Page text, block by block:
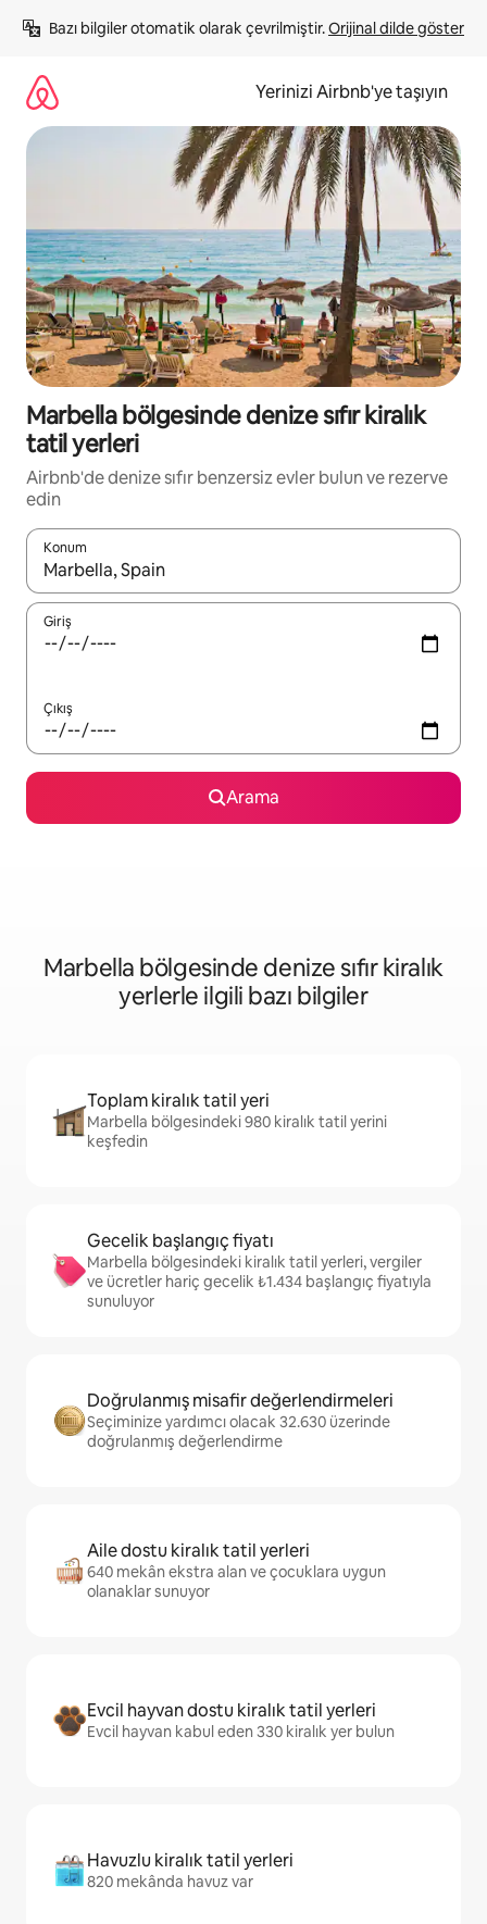
atla
Bazı bilgiler otomatik olarak çevrilmiştir. Orijinal dilde göster
Yerinizi Airbnb'ye taşıyın
Marbella bölgesinde denize sıfır kiralık
tatil yerleri
Airbnb'de denize sıfır benzersiz evler bulun ve rezerve
edin
Konum
Sonuçlar kullanılabilir olduğunda yukarı ve aşağı oklarıyla
Giriş
Çıkış
Arama
Marbella bölgesinde denize sıfır kiralık
yerlerle ilgili bazı bilgiler
Toplam kiralık tatil yeri
Marbella bölgesindeki 980 kiralık tatil yerini
keşfedin
Gecelik başlangıç fiyatı
Marbella bölgesindeki kiralık tatil yerleri, vergiler
ve ücretler hariç gecelik ₺1.434 başlangıç fiyatıyla
sunuluyor
Doğrulanmış misafir değerlendirmeleri
Seçiminize yardımcı olacak 32.630 üzerinde
doğrulanmış değerlendirme
Aile dostu kiralık tatil yerleri
640 mekân ekstra alan ve çocuklara uygun
olanaklar sunuyor
Evcil hayvan dostu kiralık tatil yerleri
Evcil hayvan kabul eden 330 kiralık yer bulun
Havuzlu kiralık tatil yerleri
820 mekânda havuz var